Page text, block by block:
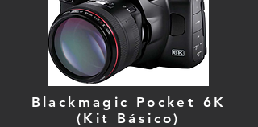
Blackmagic Pocket 6K
(Kit Básico)